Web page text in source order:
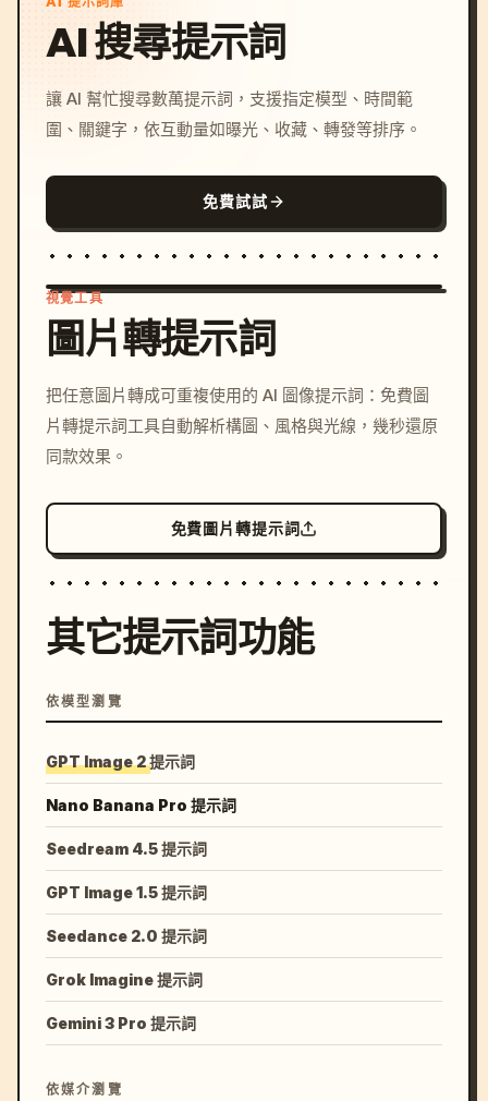
AI 搜尋提示詞
讓 AI 幫忙搜尋數萬提示詞，支援指定模型、時間範
圍、關鍵字，依互動量如曝光、收藏、轉發等排序。
免費試試
c, cyberpunk sunset, neon
colors, 8k --v 6.0
視覺工具
圖片轉提示詞
把任意圖片轉成可重複使用的 AI 圖像提示詞：免費圖
片轉提示詞工具自動解析構圖、風格與光線，幾秒還原
同款效果。
免費圖片轉提示詞
其它提示詞功能
依模型瀏覽
GPT Image 2 提示詞
Nano Banana Pro 提示詞
Seedream 4.5 提示詞
GPT Image 1.5 提示詞
Seedance 2.0 提示詞
Grok Imagine 提示詞
Gemini 3 Pro 提示詞
依媒介瀏覽